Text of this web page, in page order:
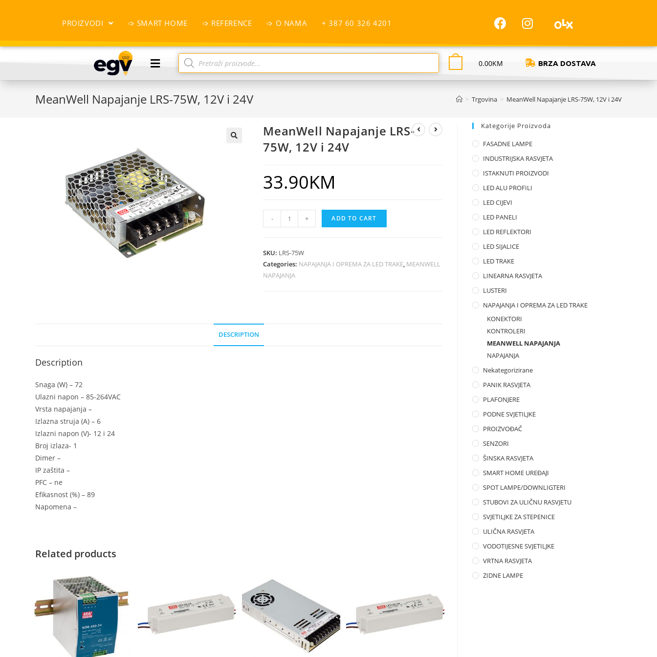
PROIZVODI ➩ SMART HOME ➩ REFERENCE ➩ O NAMA + 387 60 326 4201
0.00KM BRZA DOSTAVA
MeanWell Napajanje LRS-75W, 12V i 24V > Trgovina > MeanWell Napajanje LRS-75W, 12V i 24V
MeanWell Napajanje LRS-
75W, 12V i 24V
33.90KM
- + ADD TO CART
SKU: LRS-75W
Categories: NAPAJANJA I OPREMA ZA LED TRAKE, MEANWELL
NAPAJANJA
DESCRIPTION
Description
Snaga (W) – 72
Ulazni napon – 85-264VAC
Vrsta napajanja –
Izlazna struja (A) – 6
Izlazni napon (V)- 12 i 24
Broj izlaza- 1
Dimer –
IP zaštita –
PFC – ne
Efikasnost (%) – 89
Napomena –
Related products
Kategorije Proizvoda
FASADNE LAMPE
INDUSTRIJSKA RASVJETA
ISTAKNUTI PROIZVODI
LED ALU PROFILI
LED CIJEVI
LED PANELI
LED REFLEKTORI
LED SIJALICE
LED TRAKE
LINEARNA RASVJETA
LUSTERI
NAPAJANJA I OPREMA ZA LED TRAKE
KONEKTORI
KONTROLERI
MEANWELL NAPAJANJA
NAPAJANJA
Nekategorizirane
PANIK RASVJETA
PLAFONJERE
PODNE SVJETILJKE
PROIZVOĐAČ
SENZORI
ŠINSKA RASVJETA
SMART HOME UREĐAJI
SPOT LAMPE/DOWNLIGTERI
STUBOVI ZA ULIČNU RASVJETU
SVJETILJKE ZA STEPENICE
ULIČNA RASVJETA
VODOTIJESNE SVJETILJKE
VRTNA RASVJETA
ZIDNE LAMPE